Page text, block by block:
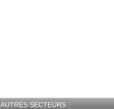
AUTRES SECTEURS :